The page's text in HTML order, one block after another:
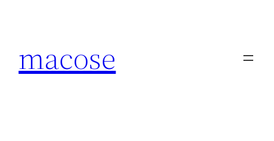
macose